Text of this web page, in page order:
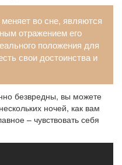
во сне, являются
отражением его
положения для
свои достоинства и
безвредны, вы можете
ночей, как вам
– чувствовать себя